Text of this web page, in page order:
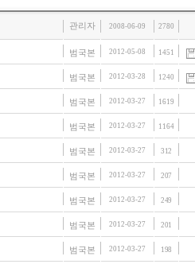
관리자 2008-06-09 2780
범국본 2012-05-08 1451
범국본 2012-03-28 1240
범국본 2012-03-27 1619
범국본 2012-03-27 1164
범국본 2012-03-27 312
범국본 2012-03-27 207
범국본 2012-03-27 249
범국본 2012-03-27 201
범국본 2012-03-27 198